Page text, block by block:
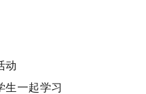
动
生一起学习